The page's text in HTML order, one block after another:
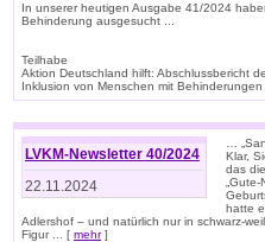
In unserer heutigen Ausgabe 41/2024
Behinderung ausgesucht ...
Teilhabe
Aktion Deutschland hilft: Abschlussbericht
Inklusion von Menschen mit
LVKM-Newsletter 40/2024
22.11.2024
…
Klar,
das
hatte
Adlershof – und natürlich nur in schwarz-
Figur ... [ mehr]